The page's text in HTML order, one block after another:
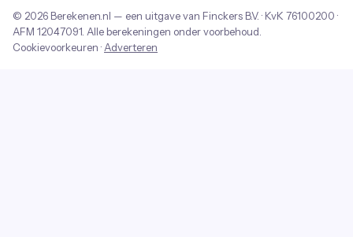
© 2026 Berekenen.nl — een uitgave van Finckers B.V. · KvK 76100200 ·
AFM 12047091 . Alle berekeningen onder voorbehoud.
Cookievoorkeuren · Adverteren